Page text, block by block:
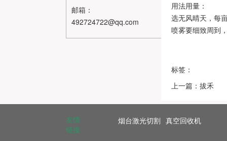
邮箱：
492724722@qq.com
用法用量：
选无风晴天，每
喷雾要细致周到
标签：
上一篇：拔禾
友情
链接
烟台激光切割 真空回收机